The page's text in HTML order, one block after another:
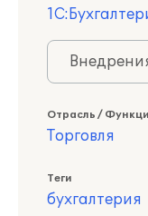
Отрасль /
Торговля
Теги
бухгалтерия